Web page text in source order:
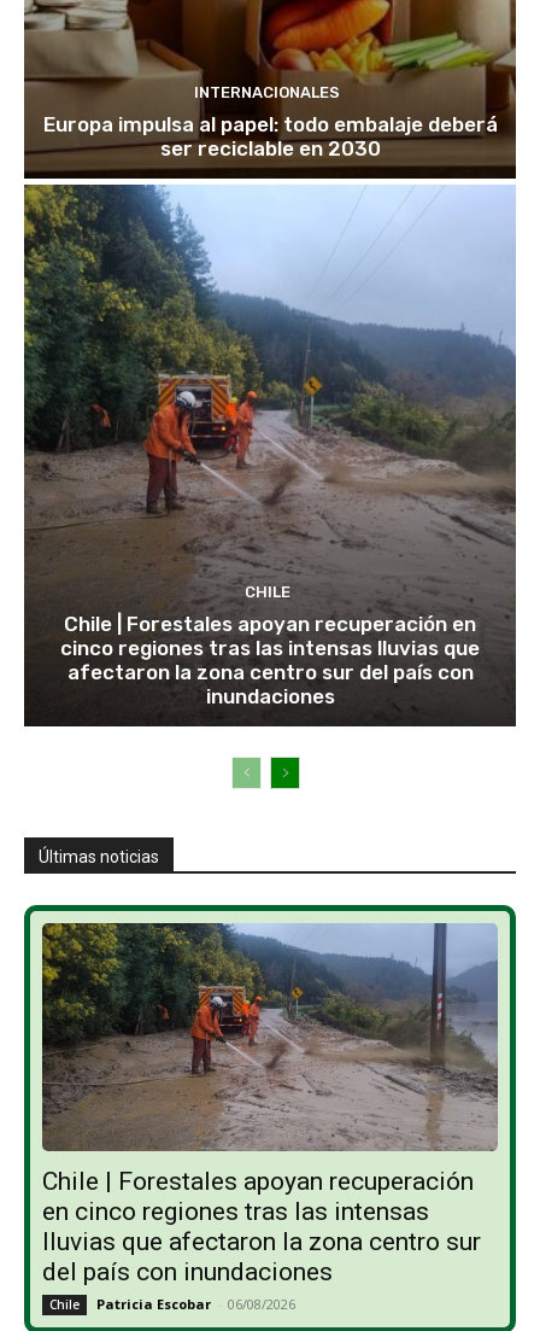
INTERNACIONALES
Europa impulsa al papel: todo embalaje deberá
ser reciclable en 2030
CHILE
Chile | Forestales apoyan recuperación en
cinco regiones tras las intensas lluvias que
afectaron la zona centro sur del país con
inundaciones
Últimas noticias
Chile | Forestales apoyan recuperación
en cinco regiones tras las intensas
lluvias que afectaron la zona centro sur
del país con inundaciones
Chile Patricia Escobar - 06/08/2026